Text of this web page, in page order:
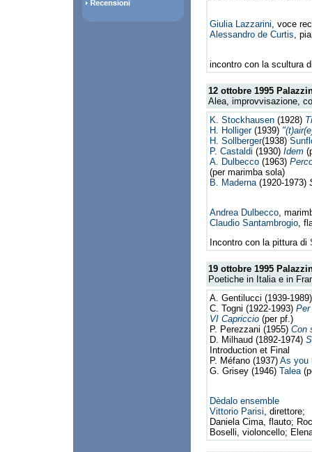
Giulia Lazzarini , voce
Alessandro de Curtis ,
incontro con la scultura
12 ottobre 1995
Alea, improvvisazione,
K. Stockhausen (1928)
H. Holliger(1939)
H. Sollberger(1938)
P. Castaldi (1930) Idem
A. Dulbecco (1963)
(per marimba sola)
B. Maderna (1920-1973)
Andrea Dulbecco ,
Claudio Santambrogio ,
Incontro con la pittura di
19 ottobre 1995
Poetiche in Italia e in
A. Gentilucci (1939-
C. Togni (1922-1993) Per
VI Capriccio (per pf.)
P. Perezzani (1955) Con
D. Milhaud (1892-1974)
Introduction et Final
P. Méfano (1937) As
G. Grisey (1946) Talea
Dèdalo ensemble
Vittorio Parisi , direttore;
Daniela Cima, flauto;
Boselli, violoncello;